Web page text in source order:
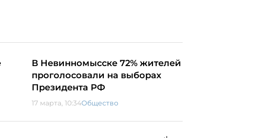
В Невинномысске 72% жителей
проголосовали на выборах
Президента РФ
17 марта, 10:34Общество